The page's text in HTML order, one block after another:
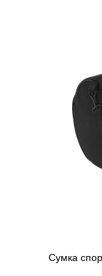
Сумка